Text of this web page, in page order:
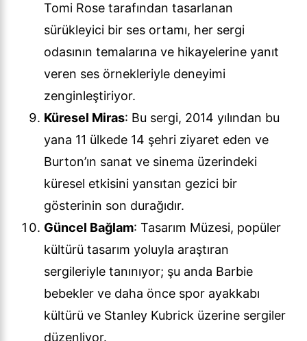
Tomi Rose tarafından tasarlanan
sürükleyici bir ses ortamı, her sergi
odasının temalarına ve hikayelerine yanıt
veren ses örnekleriyle deneyimi
zenginleştiriyor.
Küresel Miras: Bu sergi, 2014 yılından bu
yana 11 ülkede 14 şehri ziyaret eden ve
Burton’ın sanat ve sinema üzerindeki
küresel etkisini yansıtan gezici bir
gösterinin son durağıdır.
Güncel Bağlam: Tasarım Müzesi, popüler
kültürü tasarım yoluyla araştıran
sergileriyle tanınıyor; şu anda Barbie
bebekler ve daha önce spor ayakkabı
kültürü ve Stanley Kubrick üzerine sergiler
düzenliyor.